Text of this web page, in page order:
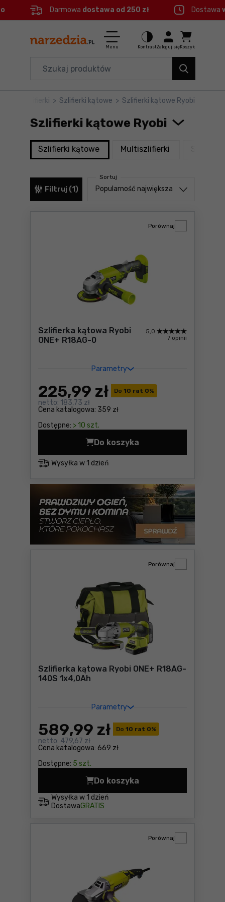
Menu główne
Filtry
Produkty
Stopka
Mapa strony
Darmowa dostawa od 250 zł Dostawa
Menu KontrastZaloguj się Koszyk
Elektronarzędzia
BHP
Branże
Okazje
Szlifierki > Szlifierki kątowe > Szlifierki kątowe Ryobi
Szlifierki kątowe Ryobi
Szlifierki kątowe produktyMultiszlifierki
Filtruj (1)
Sortuj
Sortuj od
Popularność największa
Szlifierka kątowa Ryobi
ONE+ R18AG-0
Parametry
5,0
7 opinii
Do 10 rat 0%
Cena katalogowa: 359 zł
225,99 zł
netto: 183,73 zł
Dostępne: > 10 szt.
Porównaj
Wysyłka w 1 dzień
Do koszyka
Szlifierka kątowa Ryobi
Szlifierka kątowa Ryobi ONE+ R18AG-
140S 1x4,0Ah
Parametry
Do 10 rat 0%
Cena katalogowa: 669 zł
589,99 zł
netto: 479,67 zł
Dostępne: 5 szt.
Porównaj
Wysyłka w 1 dzień
DostawaGRATIS
Do koszyka
Szlifierka kątowa Ryobi
Porównaj